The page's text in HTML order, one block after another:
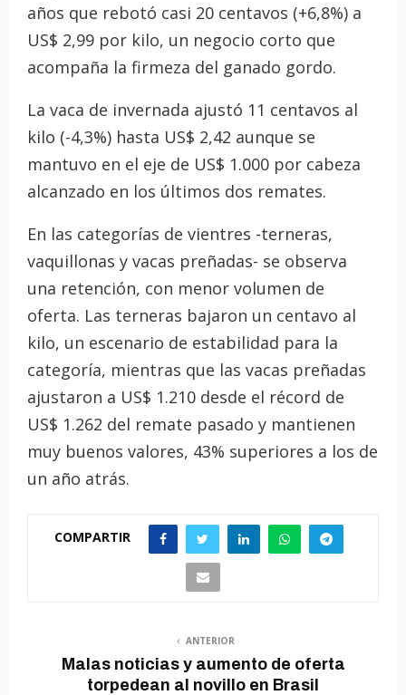
años que rebotó casi 20 centavos (+6,8%) a
US$ 2,99 por kilo, un negocio corto que
acompaña la firmeza del ganado gordo.
La vaca de invernada ajustó 11 centavos al
kilo (-4,3%) hasta US$ 2,42 aunque se
mantuvo en el eje de US$ 1.000 por cabeza
alcanzado en los últimos dos remates.
En las categorías de vientres -terneras,
vaquillonas y vacas preñadas- se observa
una retención, con menor volumen de
oferta. Las terneras bajaron un centavo al
kilo, un escenario de estabilidad para la
categoría, mientras que las vacas preñadas
ajustaron a US$ 1.210 desde el récord de
US$ 1.262 del remate pasado y mantienen
muy buenos valores, 43% superiores a los de
un año atrás.
COMPARTIR
ANTERIOR
Malas noticias y aumento de oferta
torpedean al novillo en Brasil